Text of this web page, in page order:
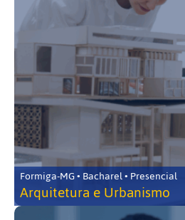
Formiga-MG • Bacharel • Presencial
Arquitetura e Urbanismo